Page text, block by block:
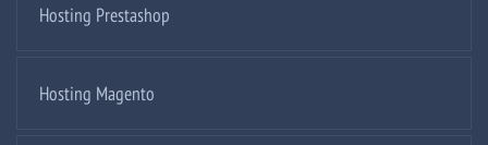
Hosting Prestashop
Hosting Magento